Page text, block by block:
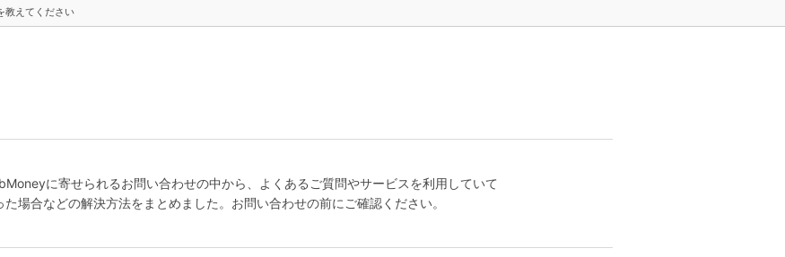
教えてください
に寄せられるお問い合わせの中から、よくあるご質問やサービスを利用していて
た場合などの解決方法をまとめました。お問い合わせの前にご確認ください。